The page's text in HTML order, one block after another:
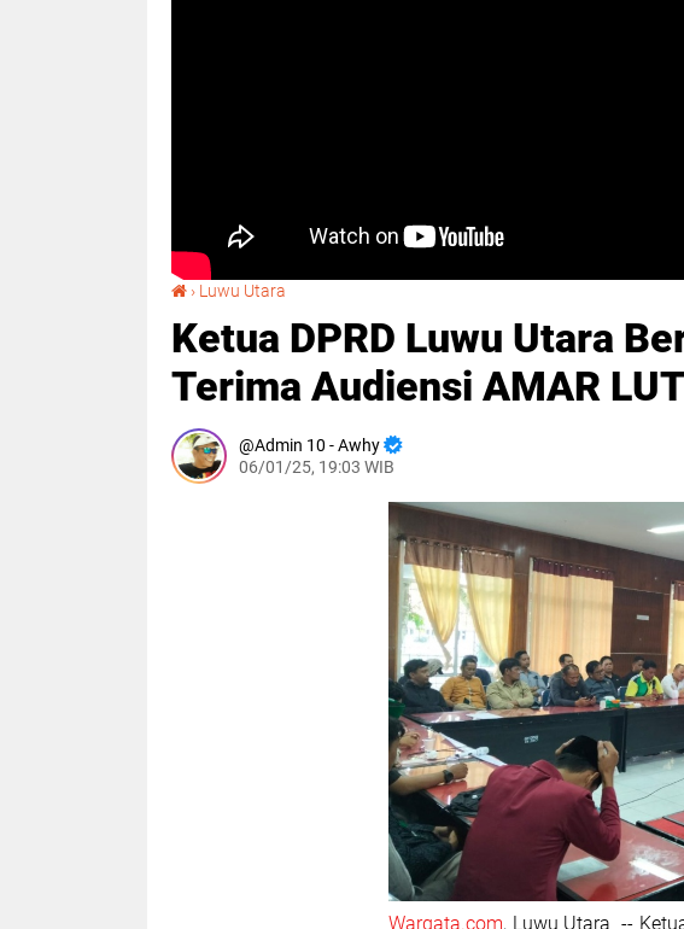
› Luwu Utara
Ketua DPRD Luwu Utara
Terima Audiensi AMAR
Admin 10 - Awhy
06/01/25, 19:03 WIB
Wargata.com, Luwu Utara --